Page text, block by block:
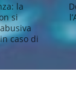
la
si
caso di